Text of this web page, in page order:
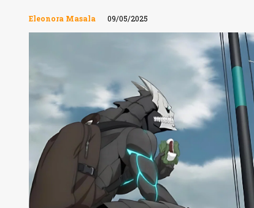
Eleonora Masala 09/05/2025